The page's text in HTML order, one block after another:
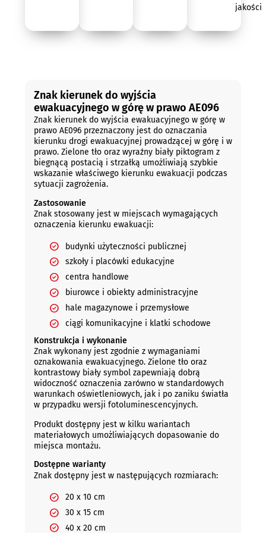
jakości
Znak kierunek do wyjścia
ewakuacyjnego w górę w prawo AE096
Znak kierunek do wyjścia ewakuacyjnego w górę w
prawo AE096 przeznaczony jest do oznaczania
kierunku drogi ewakuacyjnej prowadzącej w górę i w
prawo. Zielone tło oraz wyraźny biały piktogram z
biegnącą postacią i strzałką umożliwiają szybkie
wskazanie właściwego kierunku ewakuacji podczas
sytuacji zagrożenia.
Zastosowanie
Znak stosowany jest w miejscach wymagających
oznaczenia kierunku ewakuacji:
budynki użyteczności publicznej
szkoły i placówki edukacyjne
centra handlowe
biurowce i obiekty administracyjne
hale magazynowe i przemysłowe
ciągi komunikacyjne i klatki schodowe
Konstrukcja i wykonanie
Znak wykonany jest zgodnie z wymaganiami
oznakowania ewakuacyjnego. Zielone tło oraz
kontrastowy biały symbol zapewniają dobrą
widoczność oznaczenia zarówno w standardowych
warunkach oświetleniowych, jak i po zaniku światła
w przypadku wersji fotoluminescencyjnych.
Produkt dostępny jest w kilku wariantach
materiałowych umożliwiających dopasowanie do
miejsca montażu.
Dostępne warianty
Znak dostępny jest w następujących rozmiarach:
20 x 10 cm
30 x 15 cm
40 x 20 cm